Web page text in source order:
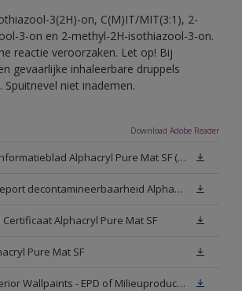
3(2H)-on, C(M)IT/MIT(3:1), 2-
3-on en 2-methyl-2H-isothiazool-3-on.
reactie veroorzaken. Let op! Bij
gevaarlijke inhaleerbare druppels
niet inademen.
Download Adobe Reader
Technisch Informatieblad Alphacryl Pure Mat SF (New Livery) (PDF)
Technical Report decontamineerbaarheid Alphacryl Pure Mat SF
Certificaat Alphacryl Pure Mat SF
Pure Mat SF
Sikkens Interior Wallpaints - EPD of Milieuproductverklaring